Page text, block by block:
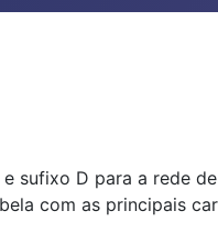
sufixo D para a rede
com as principais